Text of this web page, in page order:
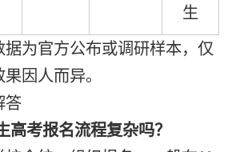
生
为官方公布或调研样本，仅
因人而异。
答
高考报名流程复杂吗？